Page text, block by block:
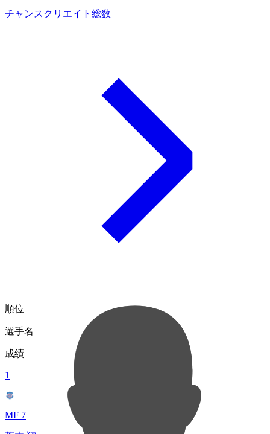
チャンスクリエイト総数
順位
選手名
成績
1
MF 7